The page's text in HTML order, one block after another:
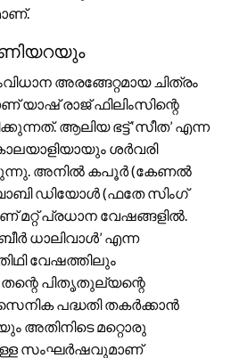
അരങ്ങേറ്റമായ ചിത്രം
രാജ് ഫിലിംസിന്റെ
ആലിയ ഭട്ട് ‘സീത’ എന്ന
ശർവരി
അനിൽ കപൂർ (കേണൽ
ഡിയോൾ (ഫതേ സിംഗ്
മറ്റ് പ്രധാന വേഷങ്ങളിൽ.
ധാലിവാൾ’ എന്ന
വേഷത്തിലും
പിതൃതുല്യന്റെ
പദ്ധതി തകർക്കാൻ
അതിനിടെ മറ്റൊരു
സംഘർഷവുമാണ്